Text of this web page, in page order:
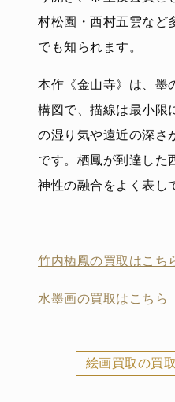
村松園・西村五雲など
でも知られます。
本作《金山寺》は、墨
構図で、描線は最小限
の湿り気や遠近の深さ
です。栖鳳が到達した
神性の融合をよく表し
竹内栖鳳の買取はこち
水墨画の買取はこちら
絵画買取の買